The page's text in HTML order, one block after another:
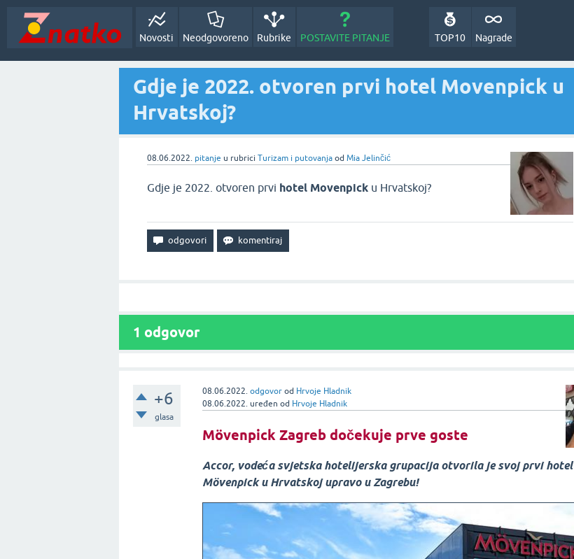
Novosti Neodgovoreno Rubrike POSTAVITE PITANJE Nagrade
TOP10
Gdje je 2022. otvoren prvi hotel Movenpick u
Hrvatskoj?
08.06.2022. pitanje u rubrici Turizam i putovanja od Mia Jelinčić
Gdje je 2022. otvoren prvi hotel Movenpick u Hrvatskoj?
1 odgovor
+6
glasa
08.06.2022. odgovor od Hrvoje Hladnik
08.06.2022. uređen od Hrvoje Hladnik
Mövenpick Zagreb dočekuje prve goste
Accor, vodeća svjetska hotelijerska grupacija otvorila je svojprvi hotel
Mövenpick u Hrvatskoj upravo u Zagrebu!